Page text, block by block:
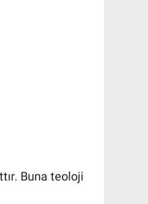
Buna teoloji